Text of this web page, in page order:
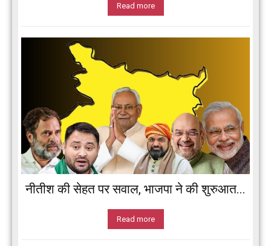
Read more
नीतीश की सेहत पर सवाल, भाजपा ने की शुरुआत...
Read more